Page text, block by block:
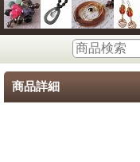
商品詳細